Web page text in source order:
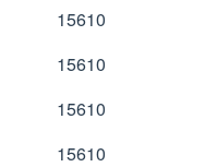
15610
15610
15610
15610